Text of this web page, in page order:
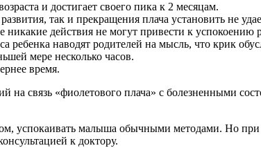
и достигает своего пика к 2 месяцам.
так и прекращения плача установить не
действия не могут привести к успокоению
наводят родителей на мысль, что крик
мере несколько часов.
время.
связь «фиолетового плача» с болезненными
успокаивать малыша обычными методами. Но
к доктору.